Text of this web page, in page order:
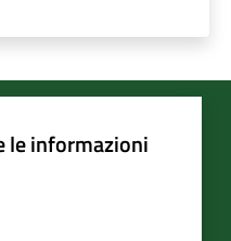
le informazioni